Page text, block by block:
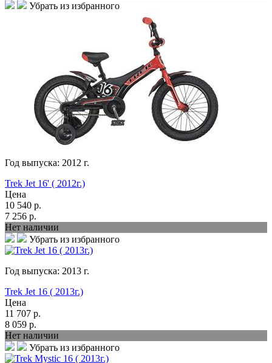
Убрать из избранного
Год выпуска: 2012 г.
Trek Jet 16' ( 2012г.)
Цена
10 540 р.
7 256 р.
Нет наличии
Убрать из избранного
Год выпуска: 2013 г.
Trek Jet 16 ( 2013г.)
Цена
11 707 р.
8 059 р.
Нет наличии
Убрать из избранного